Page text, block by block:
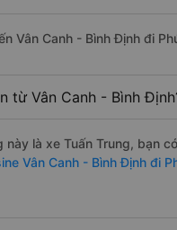
Vân Canh - Bình Định đi
từ Vân Canh - Bình
là xe Tuấn Trung, bạn
Vân Canh - Bình Định đi